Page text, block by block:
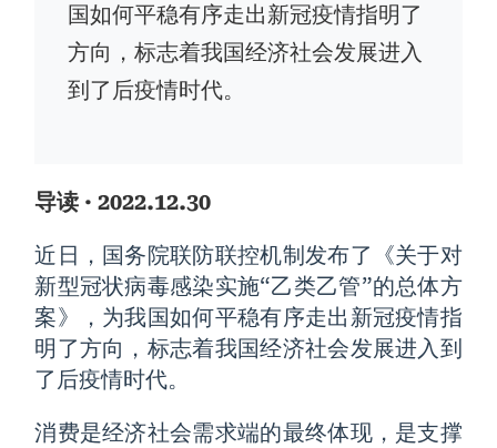
国如何平稳有序走出新冠疫情指明了
方向，标志着我国经济社会发展进入
到了后疫情时代。
导读 · 2022.12.30
近日，国务院联防联控机制发布了《关于对
新型冠状病毒感染实施“乙类乙管”的总体方
案》，为我国如何平稳有序走出新冠疫情指
明了方向，标志着我国经济社会发展进入到
了后疫情时代。
消费是经济社会需求端的最终体现，是支撑